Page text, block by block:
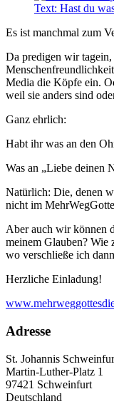
Es ist manchmal zum
Da predigen wir
Media die Köpfe ein.
weil sie anders sind
Ganz ehrlich:
Habt ihr was an den
Was an „Liebe deinen
Natürlich: Die, denen
nicht im
Aber auch wir können
meinem Glauben? Wie
wo verschließe ich
Herzliche Einladung!
Adresse
St. Johannis
Martin-Luther-Platz 1
97421 Schweinfurt
Deutschland